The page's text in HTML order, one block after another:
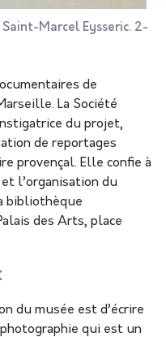
Marcel Eysseric. 2-
de
La Société
du projet,
de reportages
provençal. Elle confie à
l’organisation du
bibliothèque
des Arts, place
du musée est d’écrire
qui est un